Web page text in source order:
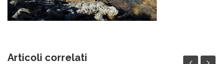
Articoli correlati